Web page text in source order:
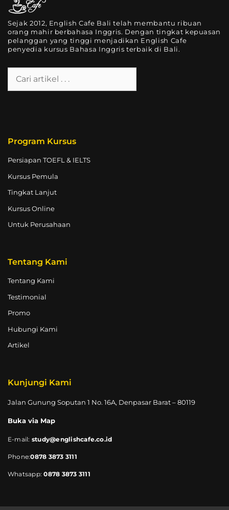
Sejak 2012, English Cafe Bali telah membantu ribuan
orang mahir berbahasa Inggris. Dengan tingkat kepuasan
pelanggan yang tinggi menjadikan English Cafe
penyedia kursus Bahasa Inggris terbaik di Bali.
Program Kursus
Persiapan TOEFL & IELTS
Kursus Pemula
Tingkat Lanjut
Kursus Online
Untuk Perusahaan
Tentang Kami
Tentang Kami
Testimonial
Promo
Hubungi Kami
Artikel
Kunjungi Kami
Jalan Gunung Soputan 1 No. 16A, Denpasar Barat – 80119
Buka via Map
E-mail: study@englishcafe.co.id
Phone:0878 3873 3111
Whatsapp:0878 3873 3111